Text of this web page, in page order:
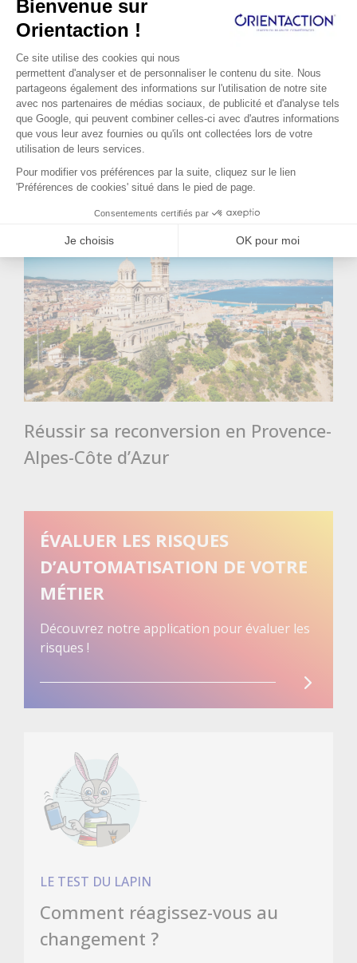
a du sens pour elle. Elle apprécie la
complexité des produits qu’elle
commercialise et la relation avec les
médecins. Malheureusement suite à une
réforme du système de santé son poste va
disparaître. Elle a environ un an pour
préparer sa reconversion. C’est dans ce
contexte qu’elle s’adresse à Orient'Action®.
Lire la suite...
Réussir sa reconversion en Provence-
Alpes-Côte d’Azur
ÉVALUER LES RISQUES
D’AUTOMATISATION DE VOTRE
MÉTIER
Découvrez notre application pour évaluer les
risques !
LE TEST DU LAPIN
Comment réagissez-vous au
changement ?